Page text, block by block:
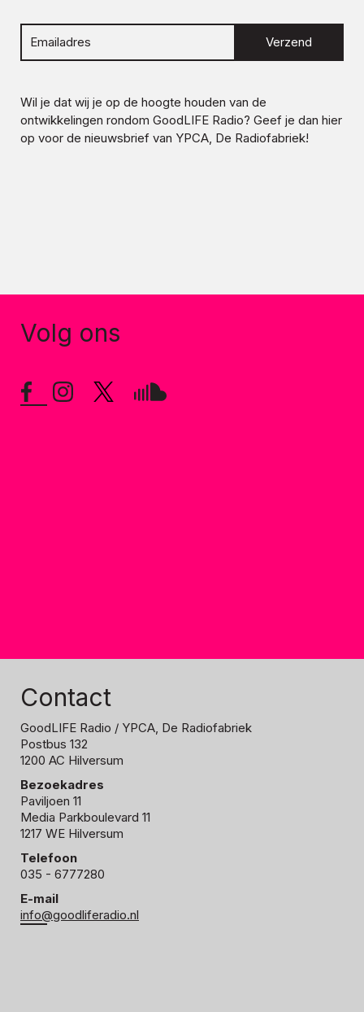
Verzend
Wil je dat wij je op de hoogte houden van de
ontwikkelingen rondom GoodLIFE Radio? Geef je dan hier
op voor de nieuwsbrief van YPCA, De Radiofabriek!
Volg ons
Contact
GoodLIFE Radio / YPCA, De Radiofabriek
Postbus 132
1200 AC Hilversum
Bezoekadres
Paviljoen 11
Media Parkboulevard 11
1217 WE Hilversum
Telefoon
035 - 6777280
E-mail
info@goodliferadio.nl